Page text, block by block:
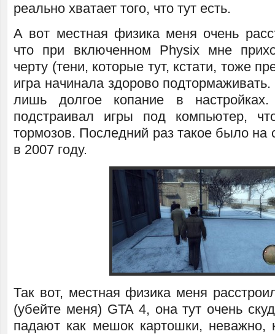
реально хватает того, что тут есть.
А вот местная физика меня очень
что при включенном Physix мне
черту (тени, которые тут, кстати, тоже
игра начинала здорово
лишь долгое копание в
подстраивал игры под компьютер,
тормозов. Последний раз такое было на
в 2007 году.
Так вот, местная физика меня
(убейте меня) GTA 4, она тут очень
падают как мешок картошки, неважно,